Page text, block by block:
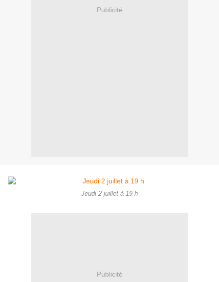
Publicité
Jeudi 2 juillet à 19 h
Publicité